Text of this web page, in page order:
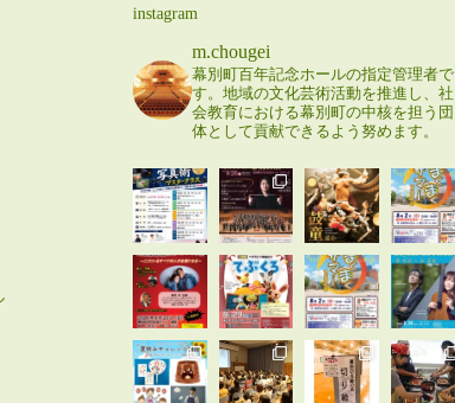
instagram
m.chougei
幕別町百年記念ホールの指定管理者で
す。地域の文化芸術活動を推進し、社
会教育における幕別町の中核を担う団
体として貢献できるよう努めます。